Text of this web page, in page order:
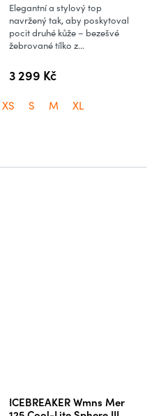
3 299 Kč
Elegantní a stylový top
navržený tak, aby poskytoval
pocit druhé kůže – bezešvé
žebrované tílko z...
XS S M XL
ICEBREAKER Wmns Mer